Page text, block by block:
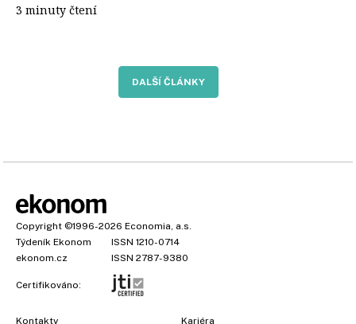
3 minuty čtení
DALŠÍ ČLÁNKY
Copyright ©1996-2026 Economia, a.s.
Týdeník Ekonom
ISSN 1210-0714
ekonom.cz
ISSN 2787-9380
Certifikováno:
Kontakty Kariéra